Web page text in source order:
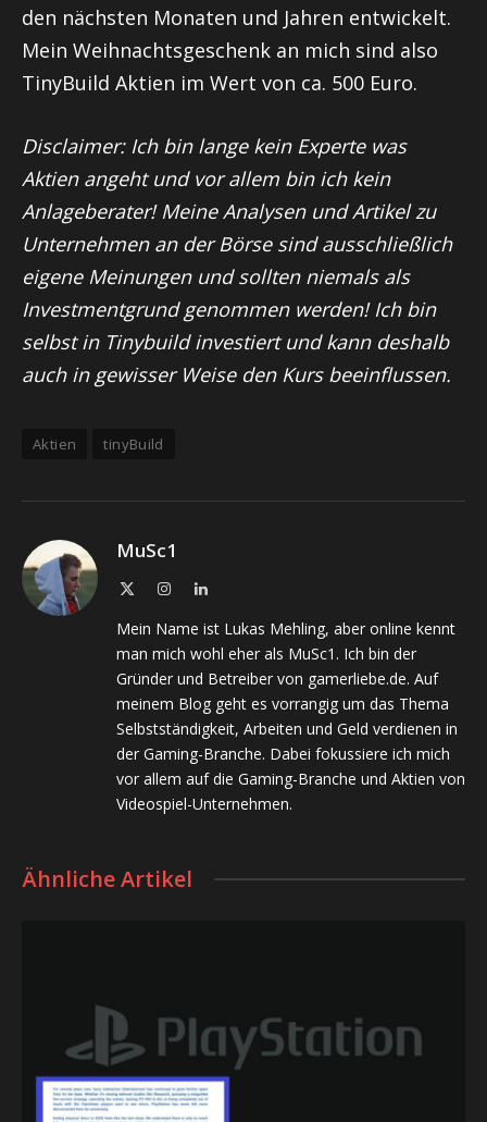
den nächsten Monaten und Jahren entwickelt.
Mein Weihnachtsgeschenk an mich sind also
TinyBuild Aktien im Wert von ca. 500 Euro.
Disclaimer: Ich bin lange kein Experte was
Aktien angeht und vor allem bin ich kein
Anlageberater! Meine Analysen und Artikel zu
Unternehmen an der Börse sind ausschließlich
eigene Meinungen und sollten niemals als
Investmentgrund genommen werden! Ich bin
selbst in Tinybuild investiert und kann deshalb
auch in gewisser Weise den Kurs beeinflussen.
Aktien tinyBuild
MuSc1
InstagramLinkedIn
Mein Name ist Lukas Mehling, aber online kennt
man mich wohl eher als MuSc1. Ich bin der
Gründer und Betreiber von gamerliebe.de. Auf
meinem Blog geht es vorrangig um das Thema
Selbstständigkeit, Arbeiten und Geld verdienen in
der Gaming-Branche. Dabei fokussiere ich mich
vor allem auf die Gaming-Branche und Aktien von
Videospiel-Unternehmen.
Ähnliche Artikel